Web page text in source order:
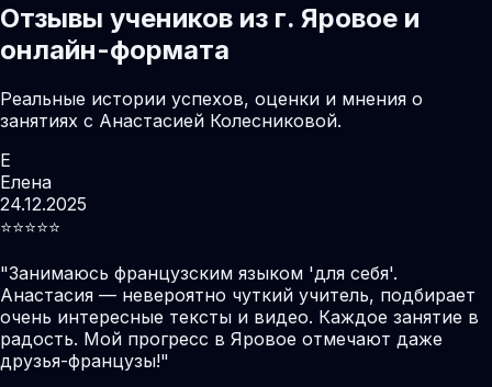
Отзывы учеников из г. Яровое и
онлайн-формата
Реальные истории успехов, оценки и мнения о
занятиях с Анастасией Колесниковой.
Е
Елена
24.12.2025
⭐️⭐️⭐️⭐️⭐️
"Занимаюсь французским языком 'для себя'.
Анастасия — невероятно чуткий учитель, подбирает
очень интересные тексты и видео. Каждое занятие в
радость. Мой прогресс в Яровое отмечают даже
друзья-французы!"